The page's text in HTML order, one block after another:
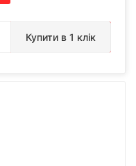
Купити в 1 клік